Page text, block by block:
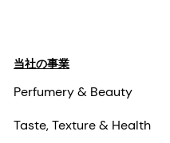
当社の事業
Perfumery & Beauty
Taste, Texture & Health